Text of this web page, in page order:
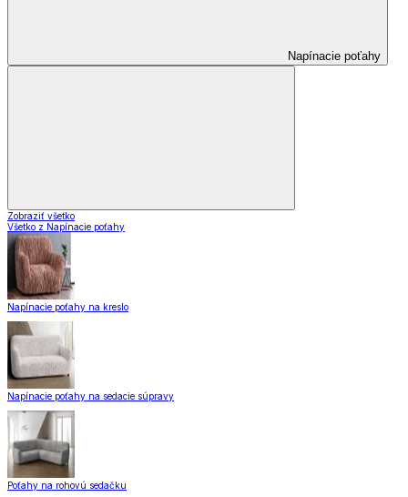
Napínacie poťahy
Zobraziť všetko
Všetko z Napínacie poťahy
Napínacie poťahy na kreslo
Napínacie poťahy na sedacie súpravy
Poťahy na rohovú sedačku